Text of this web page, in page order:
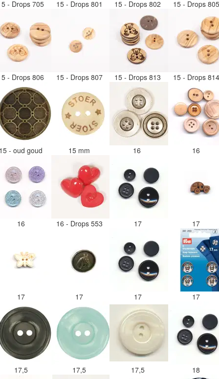
- Drops 705 15 - Drops 801 15 - Drops 802 15 - Drops
- Drops 806 15 - Drops 807 15 - Drops 813 15 - Drops
- oud goud 15 mm 16 16
16 16 - Drops 553 17 17
17 17 17 17
17,5 17,5 17,5 18